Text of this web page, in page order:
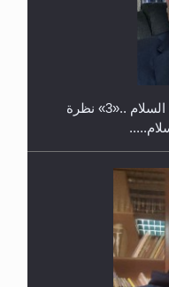
بنيجيريا لعام
رأيٌ في لغة المسيح الموعود عليه السلام ..«3» نظرة